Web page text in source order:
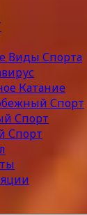
Виды Спорта
Катание
Спорт
Спорт
Спорт